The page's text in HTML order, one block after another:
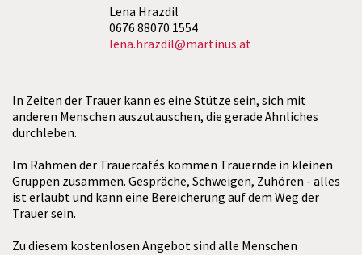
Lena Hrazdil
0676 88070 1554
lena.hrazdil@martinus.at
In Zeiten der Trauer kann es eine Stütze sein, sich mit
anderen Menschen auszutauschen, die gerade Ähnliches
durchleben.
Im Rahmen der Trauercafés kommen Trauernde in kleinen
Gruppen zusammen. Gespräche, Schweigen, Zuhören - alles
ist erlaubt und kann eine Bereicherung auf dem Weg der
Trauer sein.
Zu diesem kostenlosen Angebot sind alle Menschen